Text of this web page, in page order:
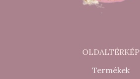
OLDALTÉRKÉP
Termékek